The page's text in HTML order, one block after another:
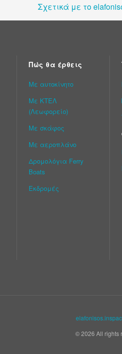
Σχετικά με το
Πώς θα έρθεις
Με αυτοκίνητο
Με ΚΤΕΛ
(Λεωφορείο)
Με σκάφος
Με αεροπλάνο
Δρομολόγια Ferry
Boats
Εκδρομές
© 2026 All rights